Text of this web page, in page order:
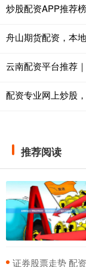
炒股配资APP推荐榜
舟山期货配资，本
云南配资平台推荐
配资专业网上炒股
推荐阅读
证券股票走势 配